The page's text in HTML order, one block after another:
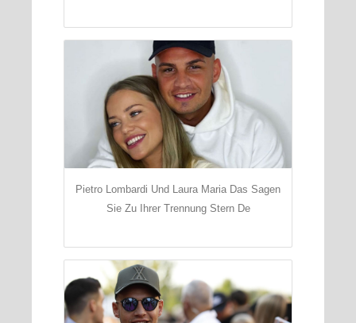
Pietro Lombardi Und Laura Maria Das Sagen
Sie Zu Ihrer Trennung Stern De